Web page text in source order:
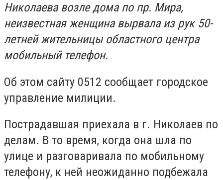
Николаева возле дома по пр. Мира,
неизвестная женщина вырвала из рук 50-
летней жительницы областного центра
мобильный телефон.
Об этом сайту 0512 сообщает городское
управление милиции.
Пострадавшая приехала в г. Николаев по
делам. В то время, когда она шла по
улице и разговаривала по мобильному
телефону, к ней неожиданно подбежала